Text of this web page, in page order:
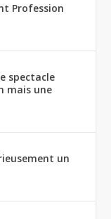
Profession
spectacle
mais une
un